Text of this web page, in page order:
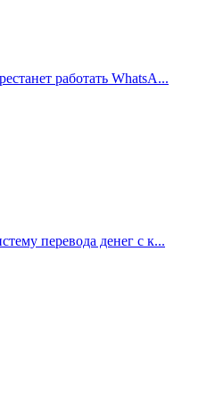
работать WhatsA...
перевода денег с к...